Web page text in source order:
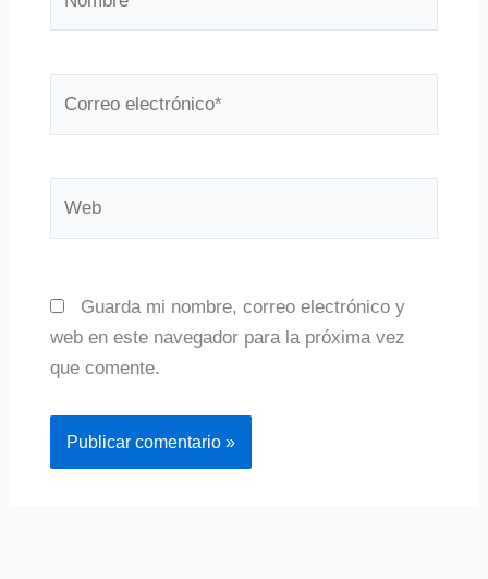
Guarda mi nombre, correo electrónico y
web en este navegador para la próxima vez
que comente.